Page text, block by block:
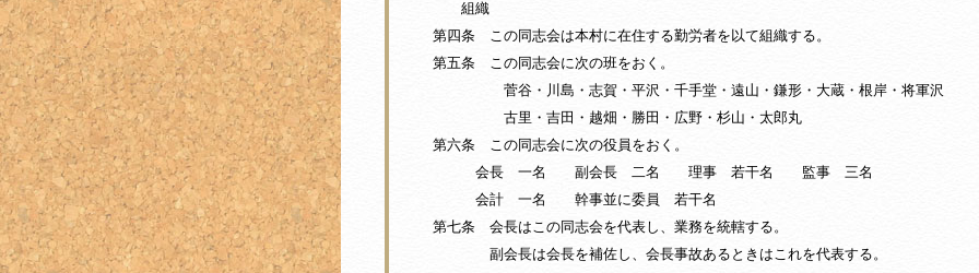
組織
第四条 この同志会は本村に在住する勤労者を以て組織する。
第五条 この同志会に次の班をおく。
菅谷・川島・志賀・平沢・千手堂・遠山・鎌形・大蔵・根岸・将軍沢
古里・吉田・越畑・勝田・広野・杉山・太郎丸
第六条 この同志会に次の役員をおく。
会長 一名 副会長 二名 理事 若干名 監事 三名
会計 一名 幹事並に委員 若干名
第七条 会長はこの同志会を代表し、業務を統轄する。
副会長は会長を補佐し、会長事故あるときはこれを代表する。